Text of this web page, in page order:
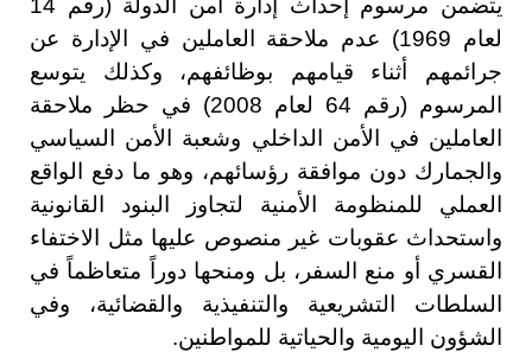
يتضمن مرسوم إحداث إدارة أمن الدولة (رقم 14
لعام 1969) عدم ملاحقة العاملين في الإدارة عن
جرائمهم أثناء قيامهم بوظائفهم، وكذلك يتوسع
المرسوم (رقم 64 لعام 2008) في حظر ملاحقة
العاملين في الأمن الداخلي وشعبة الأمن السياسي
والجمارك دون موافقة رؤسائهم، وهو ما دفع الواقع
العملي للمنظومة الأمنية لتجاوز البنود القانونية
واستحداث عقوبات غير منصوص عليها مثل الاختفاء
القسري أو منع السفر، بل ومنحها دوراً متعاظماً في
السلطات التشريعية والتنفيذية والقضائية، وفي
الشؤون اليومية والحياتية للمواطنين.